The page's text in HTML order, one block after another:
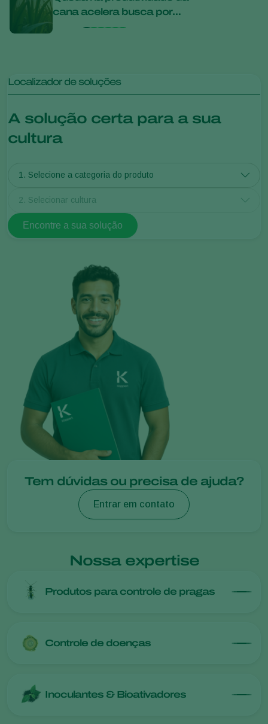
cana acelera busca por
soluções mais sustentáveis
Localizador de soluções
A solução certa para a sua
cultura
1. Selecione a categoria do produto
2. Selecionar cultura
Encontre a sua solução
Tem dúvidas ou precisa de ajuda?
Entrar em contato
Nossa expertise
Produtos para controle de pragas
Controle de doenças
Inoculantes & Bioativadores